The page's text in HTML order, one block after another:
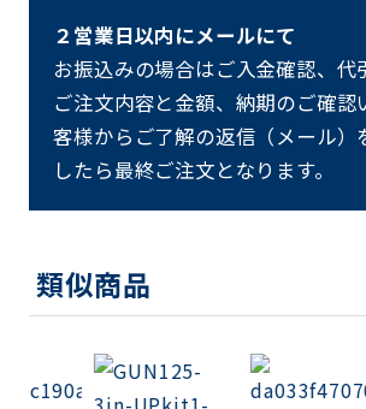
２営業日以内にメールにて
お振込みの場合はご入金確認、代
ご注文内容と金額、納期のご確認
客様からご了解の返信（メール）
したら最終ご注文となります。
類似商品